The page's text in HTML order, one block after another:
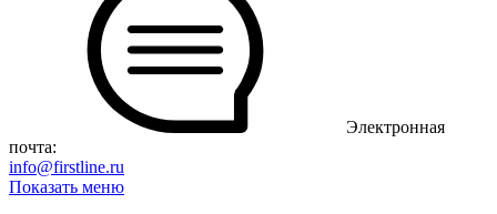
Электронная
почта:
info@firstline.ru
Показать меню